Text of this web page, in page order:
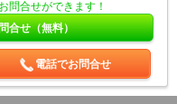
問合せができます！
合せ（無料）
電話でお問合せ